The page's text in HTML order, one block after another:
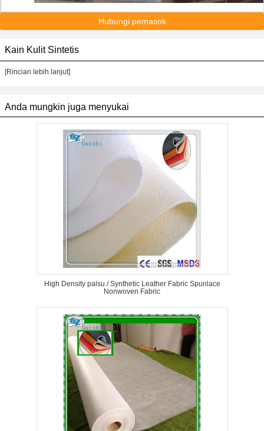
Hubungi pemasok
Kain Kulit Sintetis
[Rincian lebih lanjut]
Anda mungkin juga menyukai
High Density palsu / Synthetic Leather Fabric Spunlace
Nonwoven Fabric